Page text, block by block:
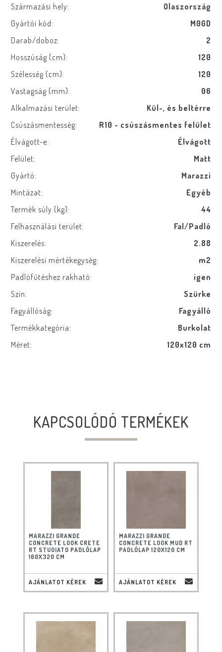
Származási hely:
Olaszország
Gyártói kód:
M0GD
Darab/doboz:
2
Hosszúság (cm):
120
Szélesség (cm):
120
Vastagság (mm):
06
Alkalmazási terület:
Kül-, és beltérre
Csúszásmentesség:
R10 - csúszásmentes felület
Élvágott-e:
Élvágott
Felület:
Matt
Gyártó:
Marazzi
Mintázat:
Egyéb
Termék súly (kg):
44
Felhasználási terület:
Fal/Padló
Kiszerelés:
2.88
Kiszerelési mértékegység:
m2
Padlófűtéshez rakható:
igen
Szín:
Szürke
Fagyállóság:
Fagyálló
Termékkategória:
Burkolat
Méret:
120x120 cm
KAPCSOLÓDÓ TERMÉKEK
MARAZZI GRANDE
CONCRETE LOOK CRETE
RT STUOIATO PADLÓLAP
160X320 CM
AJÁNLATOT KÉREK
MARAZZI GRANDE
CONCRETE LOOK MUD RT
PADLÓLAP 120X120 CM
AJÁNLATOT KÉREK